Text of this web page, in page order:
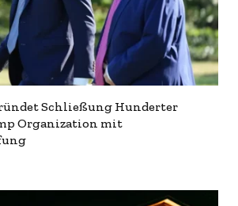
Schließung Hunderter
Organization mit